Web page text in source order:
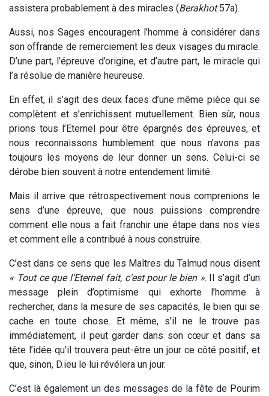
assistera probablement à des miracles (Berakhot57a).
Aussi, nos Sages encouragent l’homme à considérer dans
son offrande de remerciement les deux visages du miracle.
D’une part, l’épreuve d’origine, et d’autre part, le miracle qui
l’a résolue de manière heureuse.
En effet, il s’agit des deux faces d’une même pièce qui se
complètent et s’enrichissent mutuellement. Bien sûr, nous
prions tous l’Eternel pour être épargnés des épreuves, et
nous reconnaissons humblement que nous n’avons pas
toujours les moyens de leur donner un sens. Celui-ci se
dérobe bien souvent à notre entendement limité.
Mais il arrive que rétrospectivement nous comprenions le
sens d’une épreuve, que nous puissions comprendre
comment elle nous a fait franchir une étape dans nos vies
et comment elle a contribué à nous construire.
C’est dans ce sens que les Maîtres du Talmud nous disent
« Tout ce que l’Eternel fait, c’est pour le bien ». Il s’agit d’un
message plein d’optimisme qui exhorte l’homme à
rechercher, dans la mesure de ses capacités, le bien qui se
cache en toute chose. Et même, s’il ne le trouve pas
immédiatement, il peut garder dans son cœur et dans sa
tête l’idée qu’il trouvera peut-être un jour ce côté positif, et
que, sinon, D.ieu le lui révélera un jour.
C’est là également un des messages de la fête de Pourim